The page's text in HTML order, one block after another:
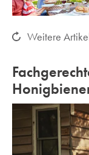
Weitere